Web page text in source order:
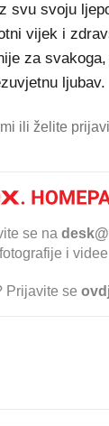
svu svoju
vijek i
za
ljubav.
ili želite
se na
i
Prijavite se